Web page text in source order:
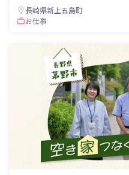
長崎県新上五島町
お仕事